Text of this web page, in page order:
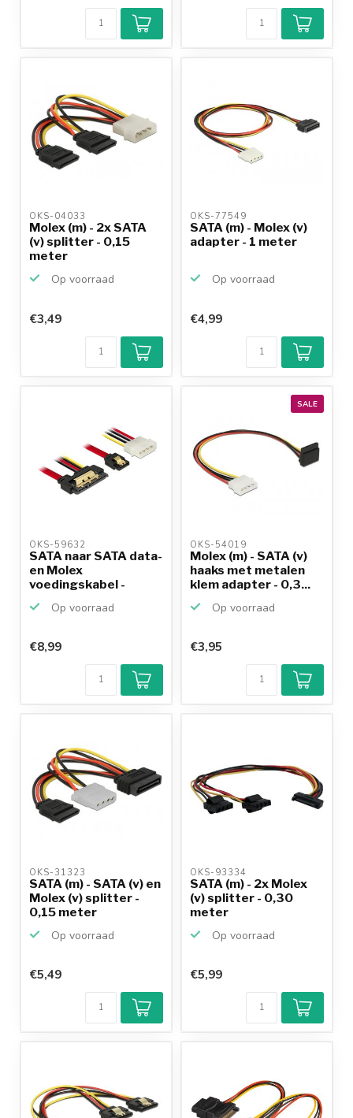
OKS-04033
Molex (m) - 2x SATA
(v) splitter - 0,15
meter
Op voorraad
€3,49
OKS-77549
SATA (m) - Molex (v)
adapter - 1 meter
Op voorraad
9,2/10
Achteraf
betalen mogelijk
productkennis
€4,99
OKS-59632
SATA naar SATA data-
en Molex
voedingskabel -
Op voorraad
€8,99
SALE
OKS-54019
Molex (m) - SATA (v)
haaks met metalen
klem adapter - 0,3...
Op voorraad
€3,95
OKS-31323
SATA (m) - SATA (v) en
Molex (v) splitter -
0,15 meter
Op voorraad
€5,49
OKS-93334
SATA (m) - 2x Molex
(v) splitter - 0,30
meter
Op voorraad
€5,99